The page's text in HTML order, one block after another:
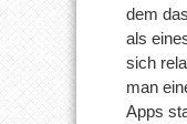
dem
als
sich
man
Apps